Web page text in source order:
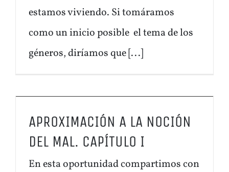
estamos viviendo. Si tomáramos
como un inicio posible el tema de los
géneros, diríamos que [...]
APROXIMACIÓN A LA NOCIÓN
DEL MAL. CAPÍTULO I
En esta oportunidad compartimos con